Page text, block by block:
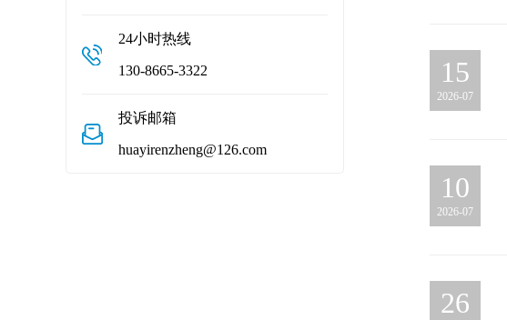
24小时热线
130-8665-3322
投诉邮箱
huayirenzheng@126.com
15
2026-07
10
2026-07
26